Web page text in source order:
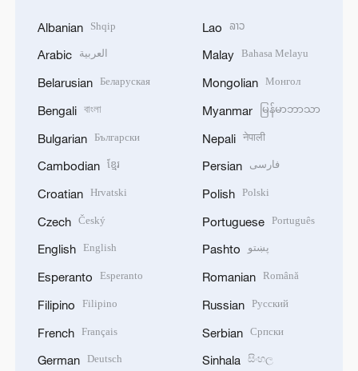
Albanian Shqip
Arabic العربية
Belarusian Беларуская
Bengali বাংলা
Bulgarian Български
Cambodian ខ្មែរ
Croatian Hrvatski
Czech Český
English English
Esperanto Esperanto
Filipino Filipino
French Français
German Deutsch
Lao ລາວ
Malay Bahasa Melayu
Mongolian Монгол
Myanmar မြန်မာဘာသာ
Nepali नेपाली
Persian فارسی
Polish Polski
Portuguese Português
Pashto پښتو
Romanian Română
Russian Русский
Serbian Српски
Sinhala සිංහල